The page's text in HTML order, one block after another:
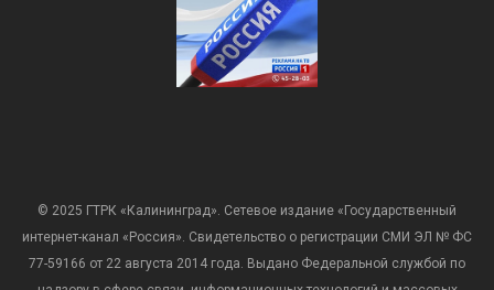
© 2025 ГТРК «Калининград». Сетевое издание «Государственный
интернет-канал «Россия». Свидетельство о регистрации СМИ ЭЛ № ФС
77-59166 от 22 августа 2014 года. Выдано Федеральной службой по